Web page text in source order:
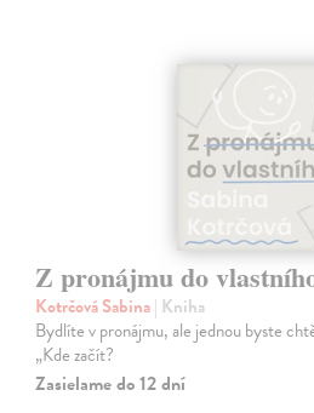
Z pronájmu do
Kotrčová Sabina| Kniha
Bydlíte v pronájmu, ale jednou byste
„Kde začít?
Zasielame do 12 dní